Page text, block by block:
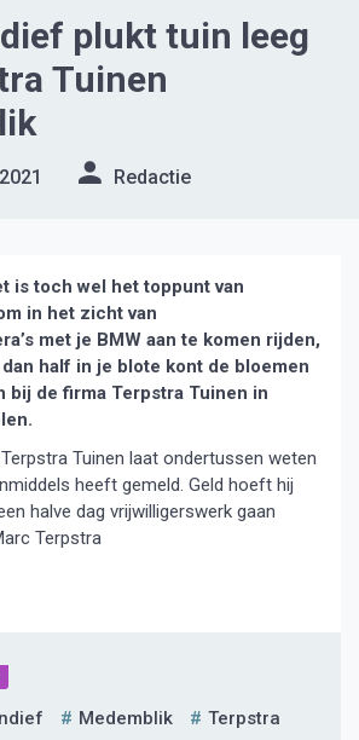
plukt tuin leeg
Tuinen
Redactie
is toch wel het toppunt van
in het zicht van
met je BMW aan te komen rijden,
half in je blote kont de bloemen
bij de firma Terpstra Tuinen in
Tuinen laat ondertussen weten
heeft gemeld. Geld hoeft hij
halve dag vrijwilligerswerk gaan
Terpstra
Medemblik
Terpstra